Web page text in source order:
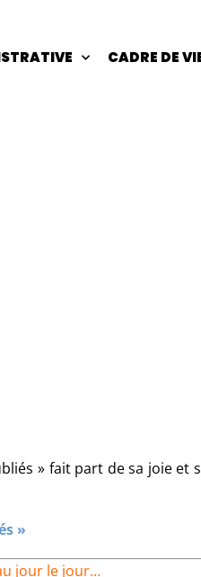
CADRE DE
» fait part de sa joie
»
jour le jour…